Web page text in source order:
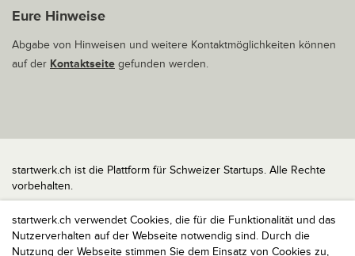
startwerk.ch verwendet Cookies, die für die Funktionalität und das
Nutzerverhalten auf der Webseite notwendig sind. Durch die
Nutzung der Webseite stimmen Sie dem Einsatz von Cookies zu,
Eure Hinweise
Abgabe von Hinweisen und weitere Kontaktmöglichkeiten können
auf der Kontaktseite gefunden werden.
startwerk.ch ist die Plattform für Schweizer Startups. Alle Rechte
vorbehalten.
Impressum
Kontakt
nach oben